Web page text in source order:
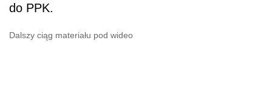
do PPK.
Dalszy ciąg materiału pod wideo